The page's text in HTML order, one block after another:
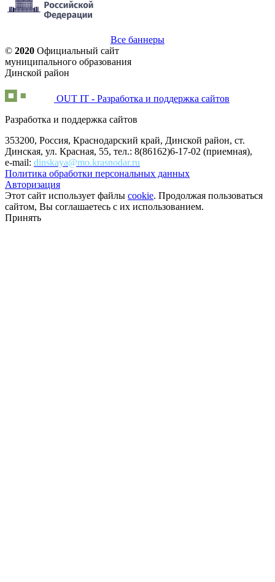
Все баннеры
© 2020 Официальный сайт
муниципального образования
Динской район
OUT IT - Разработка и поддержка сайтов
Разработка и поддержка сайтов
353200, Россия, Краснодарский край, Динской район, ст.
Динская, ул. Красная, 55, тел.: 8(86162)6-17-02 (приемная),
e-mail: dinskaya@mo.krasnodar.ru
Политика обработки персональных данных
Авторизация
Этот сайт использует файлы cookie. Продолжая пользоваться
сайтом, Вы соглашаетесь с их использованием.
Принять